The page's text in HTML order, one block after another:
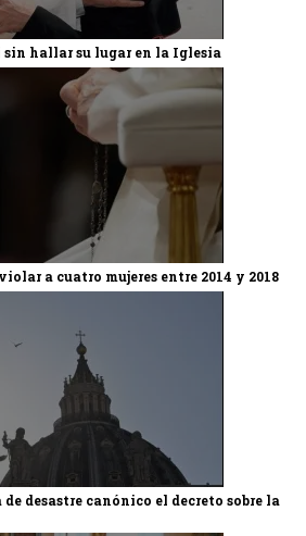
sin hallar su lugar en la Iglesia
a cuatro mujeres entre 2014 y 2018
desastre canónico el decreto sobre la